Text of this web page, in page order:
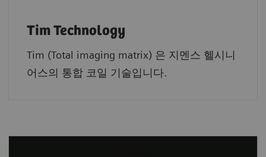
Tim Technology
Tim (Total imaging matrix) 은 지멘스 헬시니
어스의 통합 코일 기술입니다.